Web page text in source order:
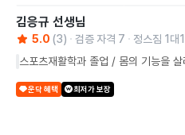
김응규 선생님
5.0 (3) 검증 자격 7
정스짐 1대
스포츠재활학과 졸업 / 몸의 기능을
운닥 혜택 최저가 보장